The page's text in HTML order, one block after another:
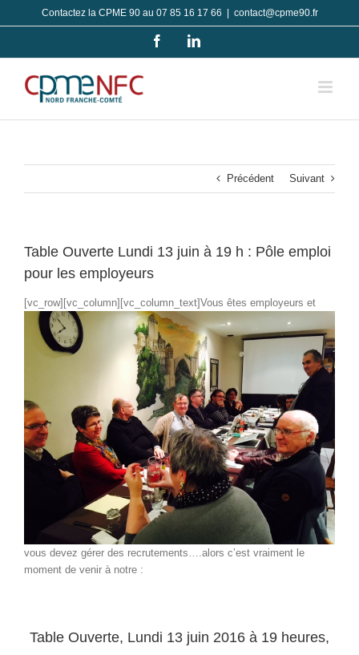
au
Contactez la CPME 90 au 07 85 16 17 66 contact@cpme90.fr
FacebookLinkedIn
Précédent Suivant
Table Ouverte Lundi 13 juin à 19 h : Pôle emploi
pour les employeurs
[vc_row][vc_column][vc_column_text]Vous êtes employeurs et
vous devez gérer des recrutements….alors c’est vraiment le
moment de venir à notre :
Table Ouverte, Lundi 13 juin 2016 à 19 heures,